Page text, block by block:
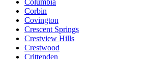
Corbin
Covington
Crescent Springs
Crestview Hills
Crestwood
Crittenden